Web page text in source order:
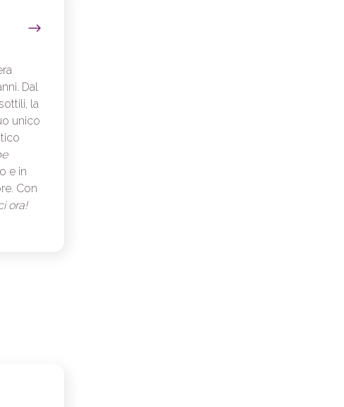
Dal
la
unico
e in
Con
ora!